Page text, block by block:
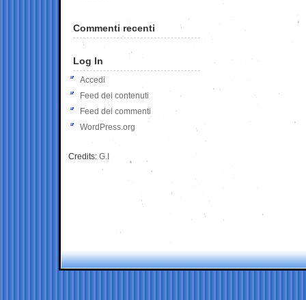
Commenti recenti
Log In
Accedi
Feed dei contenuti
Feed dei commenti
WordPress.org
Credits: G.I